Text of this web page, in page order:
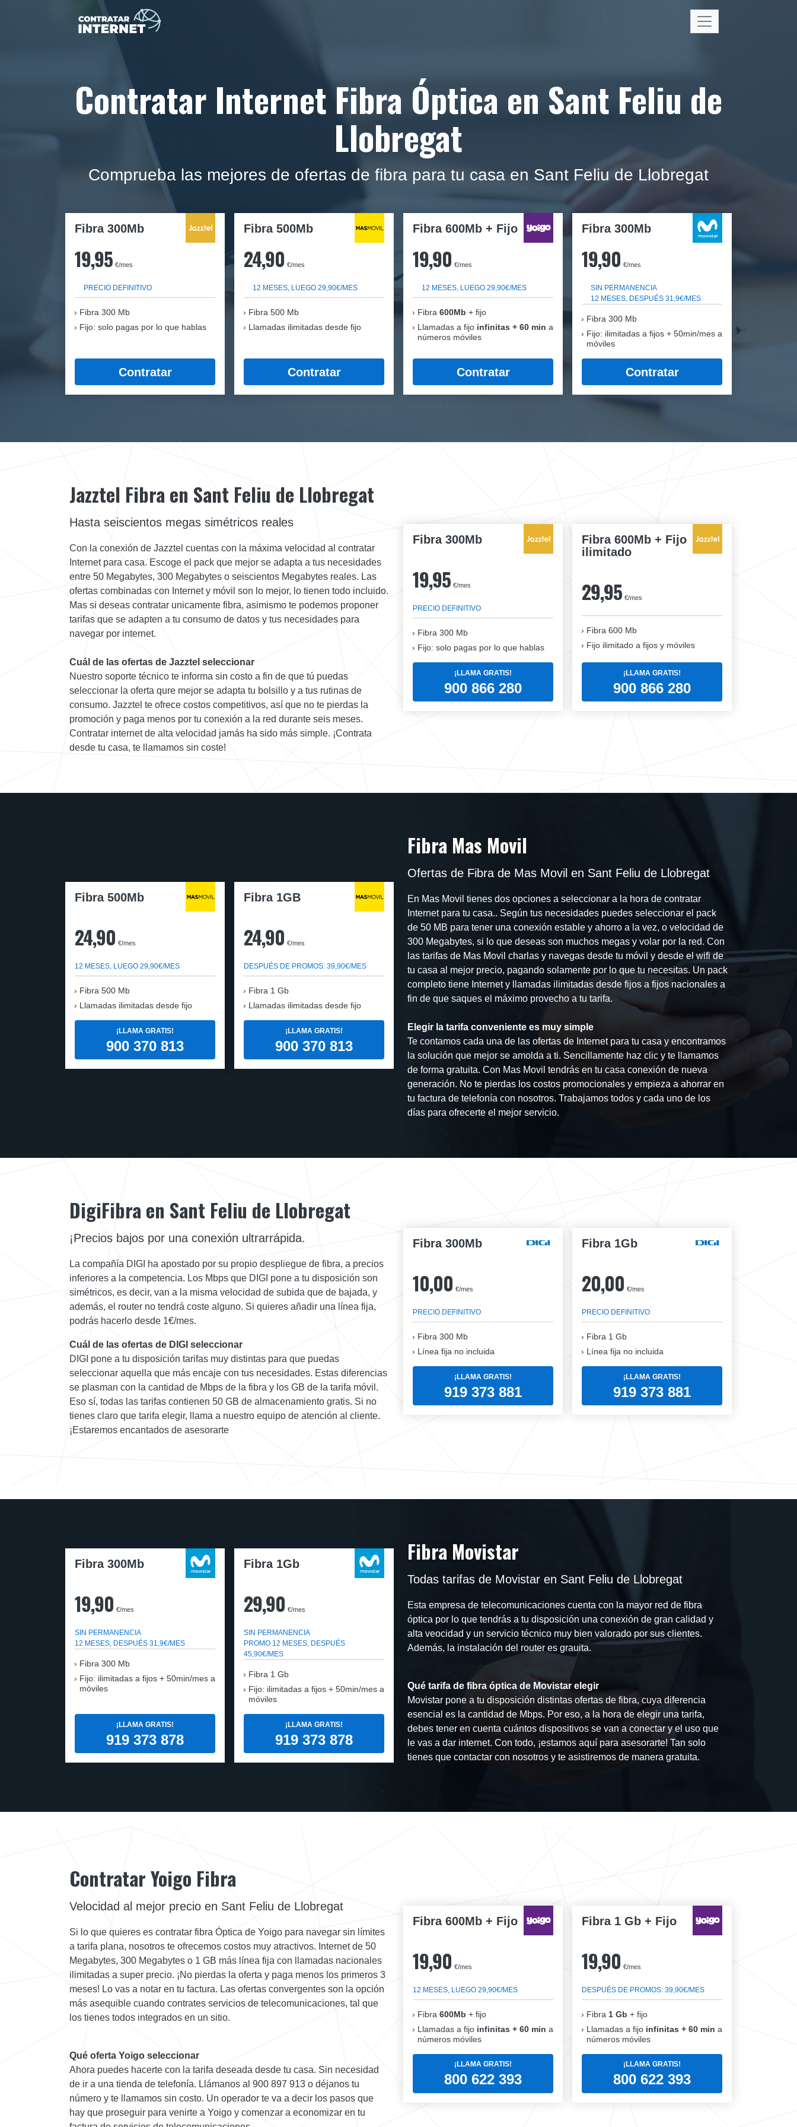
Contratar Internet Fibra Óptica en Sant Feliu de
Llobregat
Comprueba las mejores de ofertas de fibra para tu casa en Sant Feliu de Llobregat
Fibra 300Mb
19,95 €/mes
PRECIO DEFINITIVO
Fibra 300 Mb
Fijo: solo pagas por lo que hablas
Contratar
Fibra 500Mb
24,90 €/mes
12 MESES, LUEGO 29,90€/MES
Fibra 500 Mb
Llamadas ilimitadas desde fijo
Contratar
Fibra 600Mb + Fijo
19,90 €/mes
12 MESES, LUEGO 29,90€/MES
Fibra 600Mb + fijo
Llamadas a fijo infinitas + 60 min a
números móviles
Contratar
Fibra 300Mb
19,90 €/mes
SIN PERMANENCIA
12 MESES, DESPUÉS 31,9€/MES
Fibra 300 Mb
Fijo: ilimitadas a fijos + 50min/mes a
móviles
Contratar
Fibra 300Mb
19,95 €/mes
PRECIO DEFINITIVO
Fibra 300 Mb
Fijo: solo pagas por lo que hablas
¡LLAMA GRATIS!
900 866 280
Fibra 600Mb + Fijo
ilimitado
29,95 €/mes
Fibra 600 Mb
Fijo ilimitado a fijos y móviles
¡LLAMA GRATIS!
900 866 280
Jazztel Fibra en Sant Feliu de Llobregat
Hasta seiscientos megas simétricos reales
Con la conexión de Jazztel cuentas con la máxima velocidad al contratar
Internet para casa. Escoge el pack que mejor se adapta a tus necesidades
entre 50 Megabytes, 300 Megabytes o seiscientos Megabytes reales. Las
ofertas combinadas con Internet y móvil son lo mejor, lo tienen todo incluido.
Mas si deseas contratar unicamente fibra, asimismo te podemos proponer
tarifas que se adapten a tu consumo de datos y tus necesidades para
navegar por internet.
Cuál de las ofertas de Jazztel seleccionar
Nuestro soporte técnico te informa sin costo a fin de que tú puedas
seleccionar la oferta qure mejor se adapta tu bolsillo y a tus rutinas de
consumo. Jazztel te ofrece costos competitivos, así que no te pierdas la
promoción y paga menos por tu conexión a la red durante seis meses.
Contratar internet de alta velocidad jamás ha sido más simple. ¡Contrata
desde tu casa, te llamamos sin coste!
Fibra 500Mb
24,90 €/mes
12 MESES, LUEGO 29,90€/MES
Fibra 500 Mb
Llamadas ilimitadas desde fijo
¡LLAMA GRATIS!
900 370 813
Fibra 1GB
24,90 €/mes
DESPUÉS DE PROMOS: 39,90€/MES
Fibra 1 Gb
Llamadas ilimitadas desde fijo
¡LLAMA GRATIS!
900 370 813
Fibra Mas Movil
Ofertas de Fibra de Mas Movil en Sant Feliu de Llobregat
En Mas Movil tienes dos opciones a seleccionar a la hora de contratar
Internet para tu casa.. Según tus necesidades puedes seleccionar el pack
de 50 MB para tener una conexión estable y ahorro a la vez, o velocidad de
300 Megabytes, si lo que deseas son muchos megas y volar por la red. Con
las tarifas de Mas Movil charlas y navegas desde tu móvil y desde el wifi de
tu casa al mejor precio, pagando solamente por lo que tu necesitas. Un pack
completo tiene Internet y llamadas ilimitadas desde fijos a fijos nacionales a
fin de que saques el máximo provecho a tu tarifa.
Elegir la tarifa conveniente es muy simple
Te contamos cada una de las ofertas de Internet para tu casa y encontramos
la solución que mejor se amolda a ti. Sencillamente haz clic y te llamamos
de forma gratuita. Con Mas Movil tendrás en tu casa conexión de nueva
generación. No te pierdas los costos promocionales y empieza a ahorrar en
tu factura de telefonía con nosotros. Trabajamos todos y cada uno de los
días para ofrecerte el mejor servicio.
Fibra 300Mb
10,00 €/mes
PRECIO DEFINITIVO
Fibra 300 Mb
Línea fija no incluida
¡LLAMA GRATIS!
919 373 881
Fibra 1Gb
20,00 €/mes
PRECIO DEFINITIVO
Fibra 1 Gb
Línea fija no incluida
¡LLAMA GRATIS!
919 373 881
DigiFibra en Sant Feliu de Llobregat
¡Precios bajos por una conexión ultrarrápida.
La compañía DIGI ha apostado por su propio despliegue de fibra, a precios
inferiores a la competencia. Los Mbps que DIGI pone a tu disposición son
simétricos, es decir, van a la misma velocidad de subida que de bajada, y
además, el router no tendrá coste alguno. Si quieres añadir una línea fija,
podrás hacerlo desde 1€/mes.
Cuál de las ofertas de DIGI seleccionar
DIGI pone a tu disposición tarifas muy distintas para que puedas
seleccionar aquella que más encaje con tus necesidades. Estas diferencias
se plasman con la cantidad de Mbps de la fibra y los GB de la tarifa móvil.
Eso sí, todas las tarifas contienen 50 GB de almacenamiento gratis. Si no
tienes claro que tarifa elegir, llama a nuestro equipo de atención al cliente.
¡Estaremos encantados de asesorarte
Fibra 300Mb
19,90 €/mes
SIN PERMANENCIA
12 MESES, DESPUÉS 31,9€/MES
Fibra 300 Mb
Fijo: ilimitadas a fijos + 50min/mes a
móviles
¡LLAMA GRATIS!
919 373 878
Fibra 1Gb
29,90 €/mes
SIN PERMANENCIA
PROMO 12 MESES, DESPUÉS
45,90€/MES
Fibra 1 Gb
Fijo: ilimitadas a fijos + 50min/mes a
móviles
¡LLAMA GRATIS!
919 373 878
Fibra Movistar
Todas tarifas de Movistar en Sant Feliu de Llobregat
Esta empresa de telecomunicaciones cuenta con la mayor red de fibra
óptica por lo que tendrás a tu disposición una conexión de gran calidad y
alta veocidad y un servicio técnico muy bien valorado por sus clientes.
Además, la instalación del router es grauita.
Qué tarifa de fibra óptica de Movistar elegir
Movistar pone a tu disposición distintas ofertas de fibra, cuya diferencia
esencial es la cantidad de Mbps. Por eso, a la hora de elegir una tarifa,
debes tener en cuenta cuántos dispositivos se van a conectar y el uso que
le vas a dar internet. Con todo, ¡estamos aquí para asesorarte! Tan solo
tienes que contactar con nosotros y te asistiremos de manera gratuita.
Fibra 600Mb + Fijo
19,90 €/mes
12 MESES, LUEGO 29,90€/MES
Fibra 600Mb + fijo
Llamadas a fijo infinitas + 60 min a
números móviles
¡LLAMA GRATIS!
800 622 393
Fibra 1 Gb + Fijo
19,90 €/mes
DESPUÉS DE PROMOS: 39,90€/MES
Fibra 1 Gb + fijo
Llamadas a fijo infinitas + 60 min a
números móviles
¡LLAMA GRATIS!
800 622 393
Contratar Yoigo Fibra
Velocidad al mejor precio en Sant Feliu de Llobregat
Si lo que quieres es contratar fibra Óptica de Yoigo para navegar sin límites
a tarifa plana, nosotros te ofrecemos costos muy atractivos. Internet de 50
Megabytes, 300 Megabytes o 1 GB más línea fija con llamadas nacionales
ilimitadas a super precio. ¡No pierdas la oferta y paga menos los primeros 3
meses! Lo vas a notar en tu factura. Las ofertas convergentes son la opción
más asequible cuando contrates servicios de telecomunicaciones, tal que
los tienes todos integrados en un sitio.
Qué oferta Yoigo seleccionar
Ahora puedes hacerte con la tarifa deseada desde tu casa. Sin necesidad
de ir a una tienda de telefonía. Llámanos al 900 897 913 o déjanos tu
número y te llamamos sin costo. Un operador te va a decir los pasos que
hay que proseguir para venirte a Yoigo y comenzar a economizar en tu